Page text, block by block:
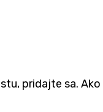
pridajte sa. Ako